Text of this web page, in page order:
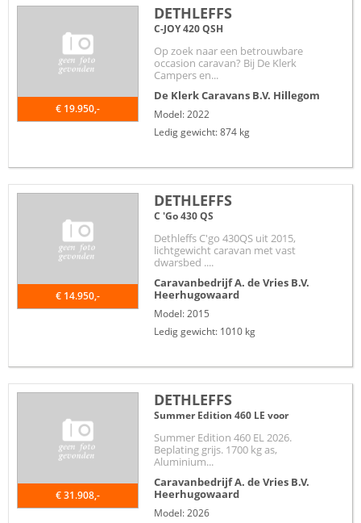
€ 19.950,-
DETHLEFFS
C-JOY 420 QSH
Op zoek naar een betrouwbare
occasion caravan? Bij De Klerk
Campers en...
De Klerk Caravans B.V. Hillegom
Model: 2022
Ledig gewicht: 874 kg
€ 14.950,-
DETHLEFFS
C 'Go 430 QS
Dethleffs C'go 430QS uit 2015,
lichtgewicht caravan met vast
dwarsbed ....
Caravanbedrijf A. de Vries B.V.
Heerhugowaard
Model: 2015
Ledig gewicht: 1010 kg
€ 31.908,-
DETHLEFFS
Summer Edition 460 LE voor
Summer Edition 460 EL 2026.
Beplating grijs. 1700 kg as,
Aluminium...
Caravanbedrijf A. de Vries B.V.
Heerhugowaard
Model: 2026